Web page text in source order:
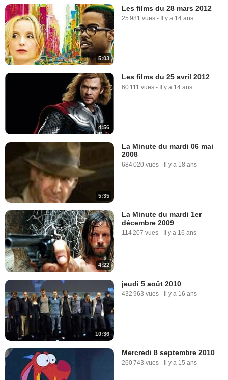
5:03
Les films du 28 mars 2012
25 981 vues - Il y a 14 ans
4:56
Les films du 25 avril 2012
60 111 vues - Il y a 14 ans
5:35
La Minute du mardi 06 mai
2008
684 020 vues - Il y a 18 ans
4:22
La Minute du mardi 1er
décembre 2009
114 207 vues - Il y a 16 ans
10:36
jeudi 5 août 2010
432 963 vues - Il y a 16 ans
Mercredi 8 septembre 2010
260 743 vues - Il y a 15 ans